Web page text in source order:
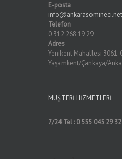
E-posta
info@ankarasomineci.net
Telefon
0 312 268 19 29
Adres
Yenikent Mahallesi 3061.
Yaşamkent/Çankaya/
MÜŞTERI HIZMETLERI
7/24 Tel : 0 555 045 29 32